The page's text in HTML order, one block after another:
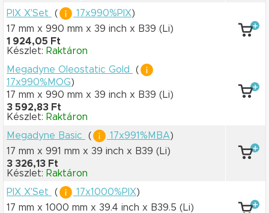
PIX X'Set
( 17x990%PIX)
17 mm x 990 mm x 39 inch x B39 (Li)
1 924,05 Ft
Készlet: Raktáron
Megadyne Oleostatic Gold
(
17x990%MOG)
17 mm x 990 mm x 39 inch x B39 (Li)
3 592,83 Ft
Készlet: Raktáron
Megadyne Basic
( 17x991%MBA)
17 mm x 991 mm x 39 inch x B39 (Li)
3 326,13 Ft
Készlet: Raktáron
PIX X'Set
( 17x1000%PIX)
17 mm x 1000 mm x 39.4 inch x B39.5 (Li)